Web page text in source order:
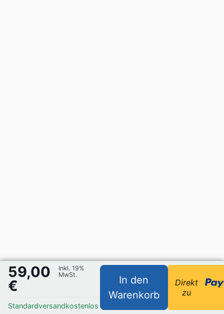
59,00
€
Inkl. 19%
MwSt.
Standardversandkostenlos
In den
Warenkorb
Direkt
zu